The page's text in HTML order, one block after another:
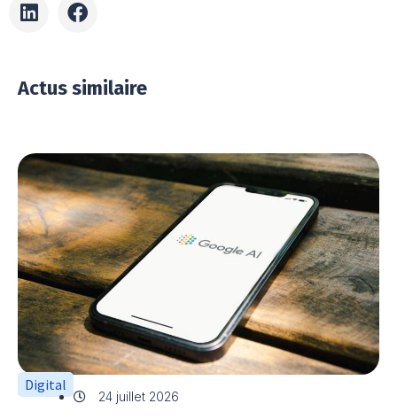
Actus similaire
Digital
24 juillet 2026